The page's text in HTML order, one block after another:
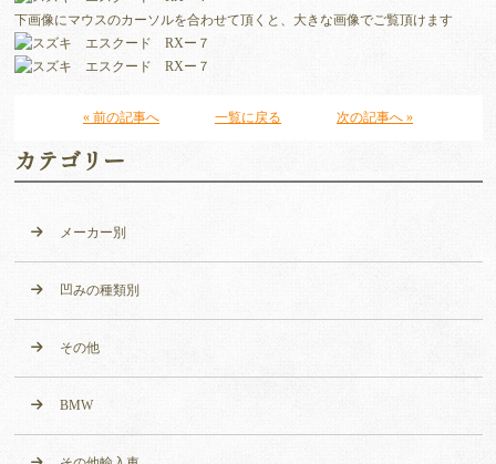
下画像にマウスのカーソルを合わせて頂くと、大きな画像でご覧頂けます
« 前の記事へ 一覧に戻る 次の記事へ »
カテゴリー
メーカー別
凹みの種類別
その他
BMW